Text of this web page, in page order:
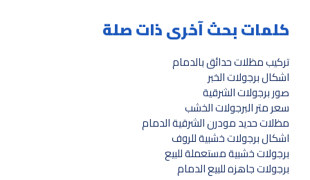
كلمات بحث آخرى ذات صلة
تركيب مظلات حدائق بالدمام
اشكال برجولات الخبر
صور برجولات الشرقية
سعر متر البرجولات الخشب
مظلات حديد مودرن الشرقية الدمام
اشكال برجولات خشبية للروف
برجولات خشبية مستعملة للبيع
برجولات جاهزه للبيع الدمام